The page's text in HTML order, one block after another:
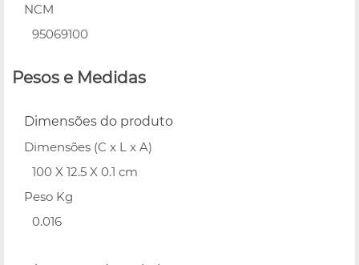
NCM
95069100
Pesos e Medidas
Dimensões do produto
Dimensões (C x L x A)
100 X 12.5 X 0.1 cm
Peso Kg
0.016